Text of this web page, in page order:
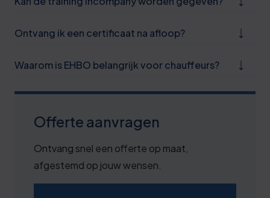
Ontvang ik een certificaat na afloop?
Waarom is EHBO belangrijk voor chauffeurs?
Offerte aanvragen
Ontvang snel een offerte op maat,
afgestemd op jouw wensen.